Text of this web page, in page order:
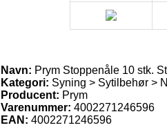
Navn: Prym Stoppenåle 10 stk.
Kategori: Syning > Sytilbehør >
Producent: Prym
Varenummer: 4002271246596
EAN: 4002271246596